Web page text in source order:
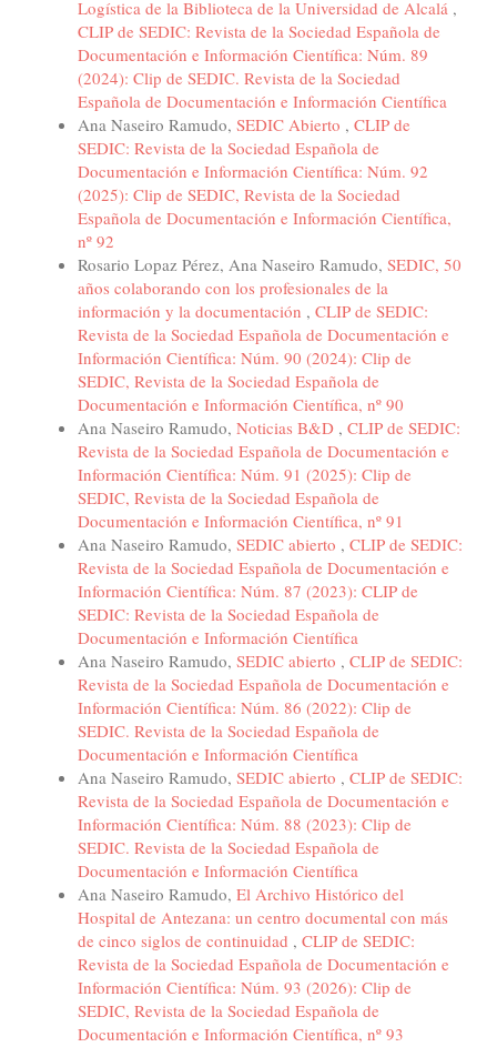
Logística de la Biblioteca de la Universidad de Alcalá ,
CLIP de SEDIC: Revista de la Sociedad Española de
Documentación e Información Científica: Núm. 89
(2024): Clip de SEDIC. Revista de la Sociedad
Española de Documentación e Información Científica
Ana Naseiro Ramudo, SEDIC Abierto , CLIP de
SEDIC: Revista de la Sociedad Española de
Documentación e Información Científica: Núm. 92
(2025): Clip de SEDIC, Revista de la Sociedad
Española de Documentación e Información Científica,
nº 92
Rosario Lopaz Pérez, Ana Naseiro Ramudo, SEDIC, 50
años colaborando con los profesionales de la
información y la documentación , CLIP de SEDIC:
Revista de la Sociedad Española de Documentación e
Información Científica: Núm. 90 (2024): Clip de
SEDIC, Revista de la Sociedad Española de
Documentación e Información Científica, nº 90
Ana Naseiro Ramudo, Noticias B&D , CLIP de SEDIC:
Revista de la Sociedad Española de Documentación e
Información Científica: Núm. 91 (2025): Clip de
SEDIC, Revista de la Sociedad Española de
Documentación e Información Científica, nº 91
Ana Naseiro Ramudo, SEDIC abierto , CLIP de SEDIC:
Revista de la Sociedad Española de Documentación e
Información Científica: Núm. 87 (2023): CLIP de
SEDIC: Revista de la Sociedad Española de
Documentación e Información Científica
Ana Naseiro Ramudo, SEDIC abierto , CLIP de SEDIC:
Revista de la Sociedad Española de Documentación e
Información Científica: Núm. 86 (2022): Clip de
SEDIC. Revista de la Sociedad Española de
Documentación e Información Científica
Ana Naseiro Ramudo, SEDIC abierto , CLIP de SEDIC:
Revista de la Sociedad Española de Documentación e
Información Científica: Núm. 88 (2023): Clip de
SEDIC. Revista de la Sociedad Española de
Documentación e Información Científica
Ana Naseiro Ramudo, El Archivo Histórico del
Hospital de Antezana: un centro documental con más
de cinco siglos de continuidad , CLIP de SEDIC:
Revista de la Sociedad Española de Documentación e
Información Científica: Núm. 93 (2026): Clip de
SEDIC, Revista de la Sociedad Española de
Documentación e Información Científica, nº 93